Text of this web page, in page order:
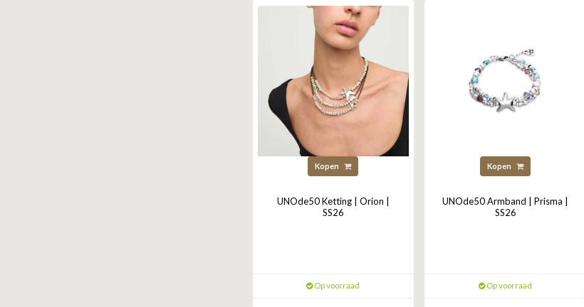
Kopen
UNOde50 Ketting | Orion |
SS26
Op voorraad
Kopen
UNOde50 Armband | Prisma |
SS26
Op voorraad